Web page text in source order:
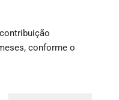
conforme o